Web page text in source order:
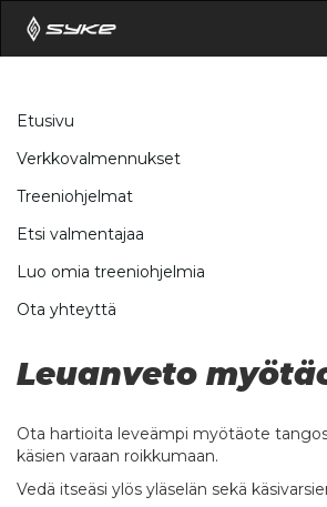
Etusivu
Verkkovalmennukset
Treeniohjelmat
Etsi valmentajaa
Luo omia treeniohjelmia
Ota yhteyttä
Leuanveto
Ota hartioita leveämpi myötäote
käsien varaan roikkumaan.
Vedä itseäsi ylös yläselän sekä